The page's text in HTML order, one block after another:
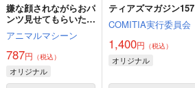
嫌な顔されながらおパ
ンツ見せてもらいたい
本14
アニマルマシーン
787円 （税込）
オリジナル
ティアズマガジン157
COMITIA実行委員会
1,400円 （税込）
オリジナル